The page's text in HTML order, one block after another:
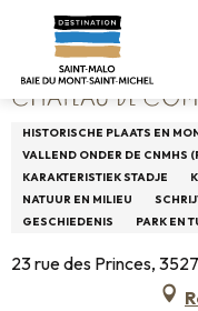
contenu
principal
Home Château de
CHÂTEAU DE
HISTORISCHE PLAATS EN
VALLEND ONDER DE CNMHS
KARAKTERISTIEK STADJE
NATUUR EN MILIEU
GESCHIEDENIS
PARK EN
23 rue des Princes,